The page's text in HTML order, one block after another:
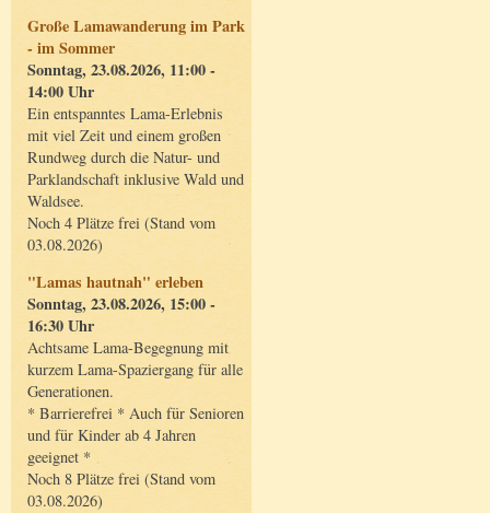
Große Lamawanderung im Park
- im Sommer
Sonntag, 23.08.2026, 11:00 -
14:00 Uhr
Ein entspanntes Lama-Erlebnis
mit viel Zeit und einem großen
Rundweg durch die Natur- und
Parklandschaft inklusive Wald und
Waldsee.
Noch 4 Plätze frei (Stand vom
03.08.2026)
"Lamas hautnah" erleben
Sonntag, 23.08.2026, 15:00 -
16:30 Uhr
Achtsame Lama-Begegnung mit
kurzem Lama-Spaziergang für alle
Generationen.
* Barrierefrei * Auch für Senioren
und für Kinder ab 4 Jahren
geeignet *
Noch 8 Plätze frei (Stand vom
03.08.2026)